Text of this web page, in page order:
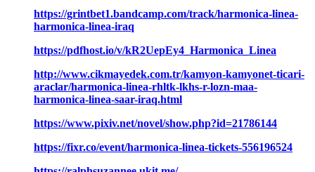
https://grintbet1.bandcamp.com/track/harmonica-linea-
harmonica-linea-iraq
https://pdfhost.io/v/kR2UepEy4_Harmonica_Linea
http://www.cikmayedek.com.tr/kamyon-kamyonet-ticari-
araclar/harmonica-linea-rhltk-lkhs-r-lozn-maa-
harmonica-linea-saar-iraq.html
https://www.pixiv.net/novel/show.php?id=21786144
https://fixr.co/event/harmonica-linea-tickets-556196524